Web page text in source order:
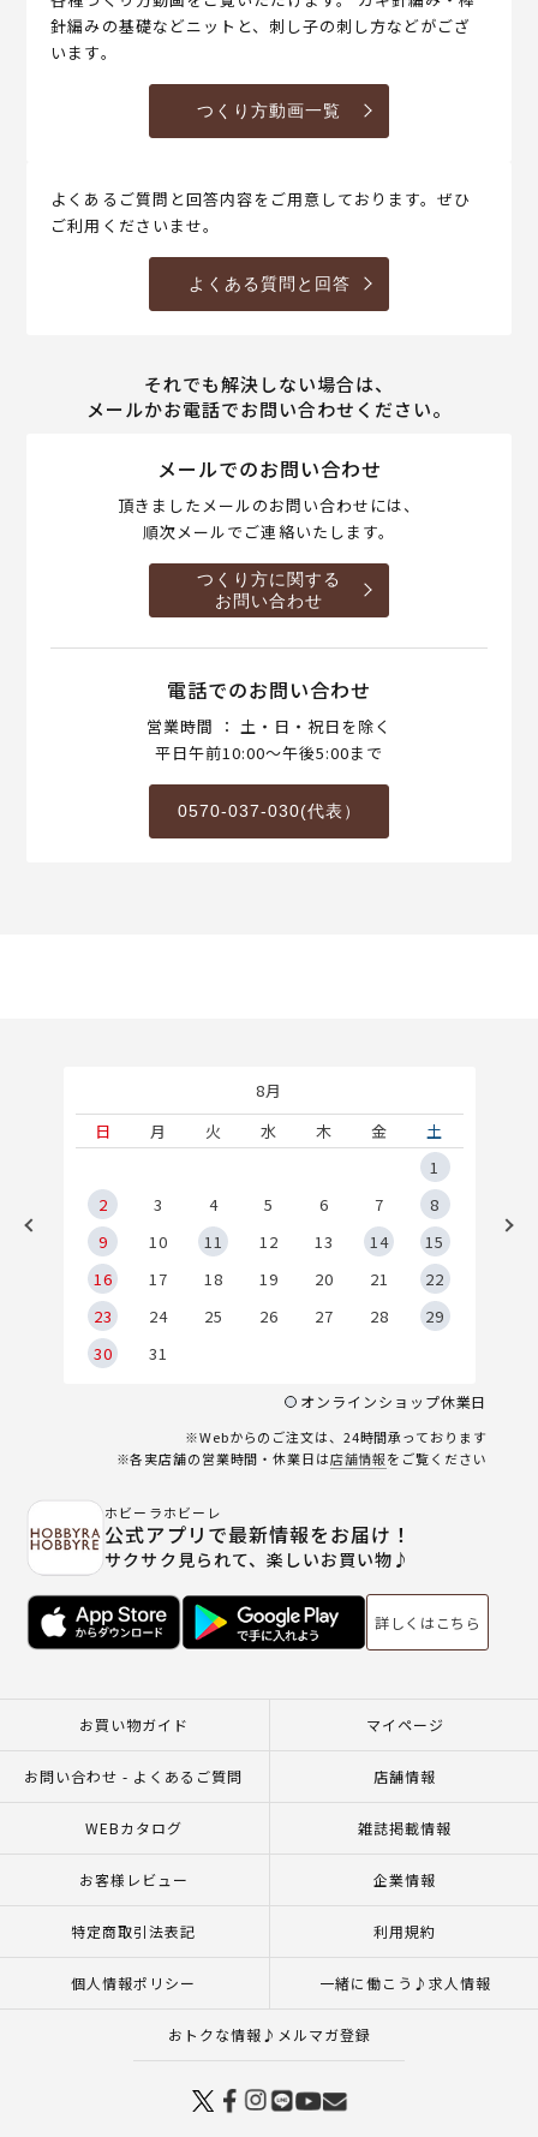
針編みの基礎などニットと、刺し子の刺し方などがござ
います。
つくり方動画一覧
よくあるご質問と回答内容をご用意しております。ぜひ
ご利用くださいませ。
よくある質問と回答
それでも解決しない場合は、
メールかお電話でお問い合わせください。
メールでのお問い合わせ
頂きましたメールのお問い合わせには、
順次メールでご連絡いたします。
つくり方に関する
お問い合わせ
電話でのお問い合わせ
営業時間 ： 土・日・祝日を除く
平日午前10:00～午後5:00まで
0570-037-030(代表）
8月
日
月 火 水 木 金
土
1
2
3 4 5 6 7
8
9
10 11 12 13 14
15
16
17 18 19 20 21
22
23
24 25 26 27 28
29
30
31
オンラインショップ休業日
※Webからのご注文は、24時間承っております
※各実店舗の営業時間・休業日は店舗情報をご覧ください
ホビーラホビーレ
公式アプリで最新情報をお届け！
サクサク見られて、楽しいお買い物♪
詳しくはこちら
お買い物ガイド マイページ
お問い合わせ - よくあるご質問 店舗情報
WEBカタログ 雑誌掲載情報
お客様レビュー 企業情報
特定商取引法表記 利用規約
個人情報ポリシー 一緒に働こう♪求人情報
おトクな情報♪メルマガ登録